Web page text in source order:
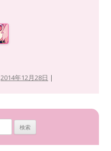
2014年12月28日 |